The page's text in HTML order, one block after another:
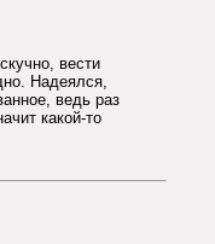
вести
Надеялся,
ведь раз
какой-то